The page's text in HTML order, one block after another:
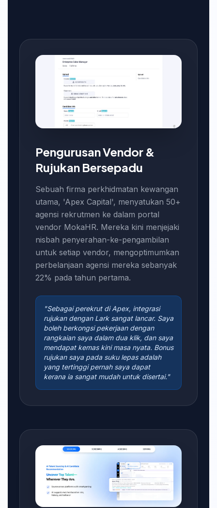
Pengurusan Vendor &
Rujukan Bersepadu
Sebuah firma perkhidmatan kewangan
utama, 'Apex Capital', menyatukan 50+
agensi rekrutmen ke dalam portal
vendor MokaHR. Mereka kini menjejaki
nisbah penyerahan-ke-pengambilan
untuk setiap vendor, mengoptimumkan
perbelanjaan agensi mereka sebanyak
22% pada tahun pertama.
"Sebagai perekrut di Apex, integrasi
rujukan dengan Lark sangat lancar. Saya
boleh berkongsi pekerjaan dengan
rangkaian saya dalam dua klik, dan saya
mendapat kemas kini masa nyata. Bonus
rujukan saya pada suku lepas adalah
yang tertinggi pernah saya dapat
kerana ia sangat mudah untuk disertai."